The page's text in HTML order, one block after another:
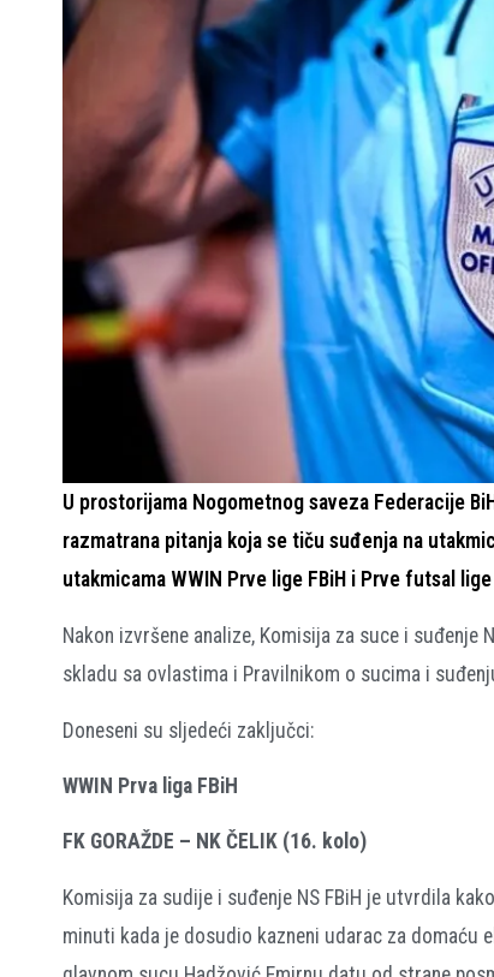
U prostorijama Nogometnog saveza Federacije
razmatrana pitanja koja se tiču suđenja na
utakmicama WWIN Prve lige FBiH i Prve futsal lige
Nakon izvršene analize, Komisija za suce i
skladu sa ovlastima i Pravilnikom o sucima i
Doneseni su sljedeći zaključci:
WWIN Prva liga FBiH
FK GORAŽDE – NK ČELIK (16. kolo)
Komisija za sudije i suđenje NS FBiH je utvrdila
minuti kada je dosudio kazneni udarac za domaću